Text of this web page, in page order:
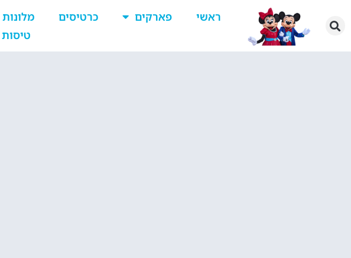
ראשי פארקים כרטיסים מלונות
טיסות